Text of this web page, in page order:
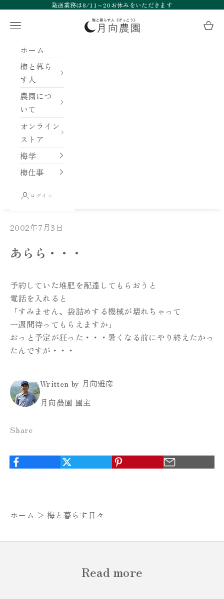
コンテンツへスキップ発送業務は8/11～20お休みをいただきます
月向農園
メニュー
カー
ホーム
梅と暮ら
す人
農園につ
いて
オンライン
ストア
梅学
梅仕事
ログイン
2002年7月3日
あらら・・・
予約していた堆肥を配達してもらおうと
電話を入れると
「すみません、袋詰めする機械が壊れちゃって
一週間待ってもらえますか」
おっと予定が狂った・・・暑くなる前にやり終えたかっ
たんですが・・・
Written by 月向雅彦
月向農園 園主
Share
ホーム ＞ 梅と暮らす日々
Read more